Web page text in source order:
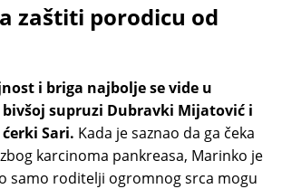
zaštiti porodicu od
i briga najbolje se vide u
supruzi Dubravki Mijatović i
Sari. Kada je saznao da ga čeka
karcinoma pankreasa, Marinko je
samo roditelji ogromnog srca mogu